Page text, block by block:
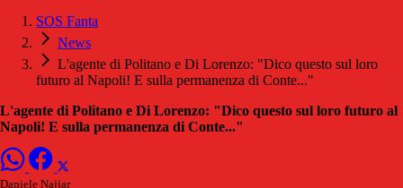
SOS Fanta
News
L'agente di Politano e Di Lorenzo: "Dico questo sul loro
futuro al Napoli! E sulla permanenza di Conte..."
L'agente di Politano e Di Lorenzo: "Dico questo sul loro futuro al
Napoli! E sulla permanenza di Conte..."
Daniele Najjar